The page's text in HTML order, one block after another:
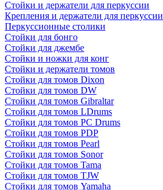
Стойки и держатели для перкуссии
Крепления и держатели для перкуссии
Перкуссионные столики
Стойки для бонго
Стойки для джембе
Стойки и ножки для конг
Стойки и держатели томов
Стойки для томов Dixon
Стойки для томов DW
Стойки для томов Gibraltar
Стойки для томов LDrums
Стойки для томов PC Drums
Стойки для томов PDP
Стойки для томов Pearl
Стойки для томов Sonor
Стойки для томов Tama
Стойки для томов TJW
Стойки для томов Yamaha